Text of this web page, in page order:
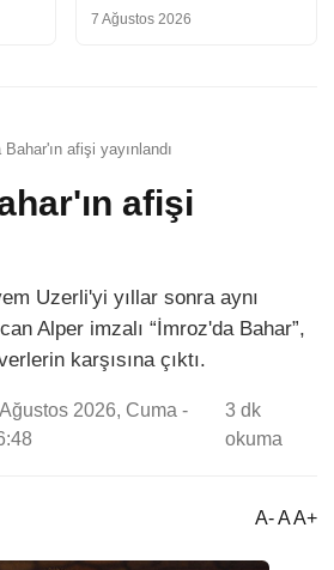
7 Ağustos 2026
afişi yayınlandı
afişi
Uzerli'yi yıllar sonra aynı
Alper imzalı “İmroz'da Bahar”,
karşısına çıktı.
2026, Cuma -
3 dk
okuma
A- A A+